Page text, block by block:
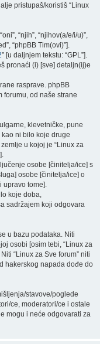
pristupaš/koristiš “Linux
“njih”, “njihov(a/e/i/u)”,
“phpBB Tim(ovi)”].
” [u daljnjem tekstu: “GPL”].
pronaći (i) [sve] detaljn(ij)e
rasprave. phpBB
forumu, od naše strane
klevetničke, pune
ni bilo koje druge
u kojoj je “Linux za
osobe [činitelja/ice] s
osobe [činitelja/ice] o
upravo tome].
koje doba,
sadržajem koji odgovara
u bazu podataka. Niti
osobi [osim tebi, “Linux za
“Linux za Sve forum” niti
hakerskog napada dođe do
stavove/poglede
ce, moderatori/ce i ostale
mogu i neće odgovarati za